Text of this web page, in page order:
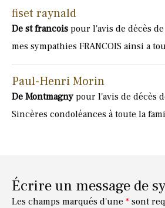
fiset raynald
De st francois pour l'avis de décès
mes sympathies FRANCOIS ainsi a
Paul-Henri Morin
De Montmagny pour l'avis de décès
Sincères condoléances à toute la
Écrire un message de
Les champs marqués d'une * sont